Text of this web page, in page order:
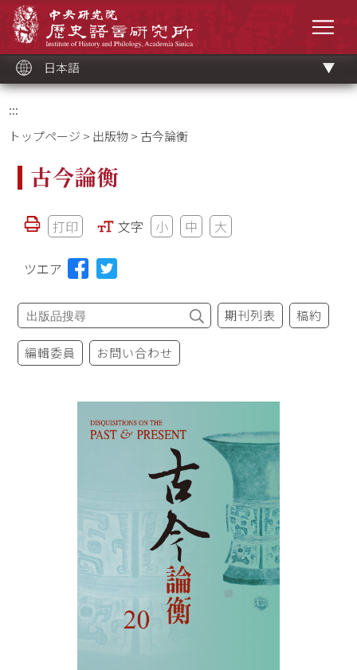
ッ
ク
日本語
:::
トップページ > 出版物 > 古今論衡
古今論衡
打印 文字 小 中 大
ツエア
期刊列表 稿約
編輯委員 お問い合わせ